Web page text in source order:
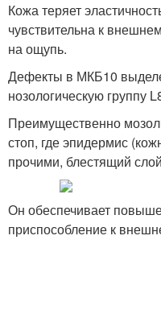
Кожа теряет
чувствительна к
на ощупь.
Дефекты в МКБ10
нозологическую группу
Преимущественно
стоп, где эпидермис
прочими, блестящий
Он обеспечивает
приспособление к